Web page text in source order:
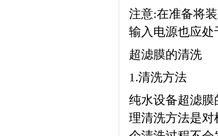
注意:在准备将
输入电源也应
超滤膜的清洗
1.清洗方法
纯水设备超滤膜
理清洗方法是